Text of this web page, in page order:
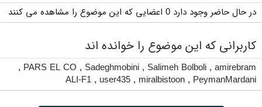
در حال حاضر وجود دارد 0 اعضایی که این موضوع را مشاهده می کنند
کاربرانی که این موضوع را خوانده اند
amirebram
,
Salimeh Bolboli
,
Sadeghmobini
,
PARS EL CO
,
PeymanMardani
,
miralbistoon
,
user435
,
ALI-F1